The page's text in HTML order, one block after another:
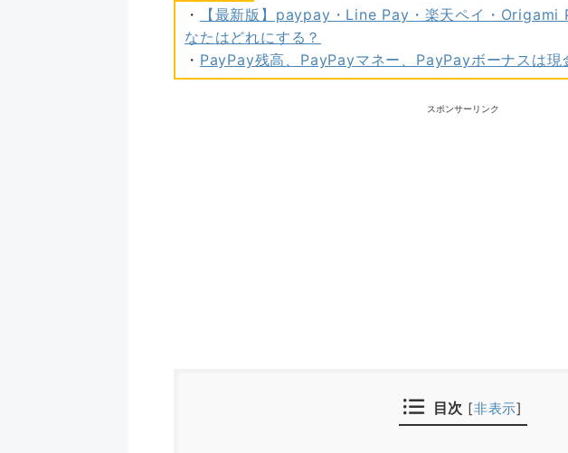
・
【最新版】paypay・Line Pay・楽天ペイ・
なたはどれにする？
・ PayPay残高、PayPayマネー、PayPayボーナスは現
スポンサーリンク
目次 [非表示]